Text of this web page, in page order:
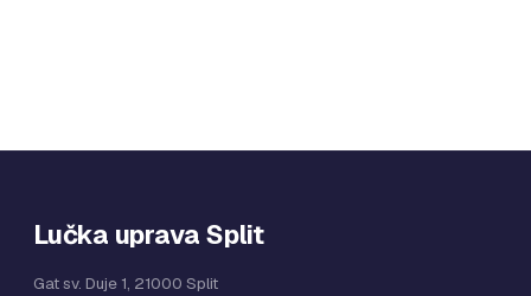
Lučka uprava Split
Gat sv. Duje 1, 21000 Split